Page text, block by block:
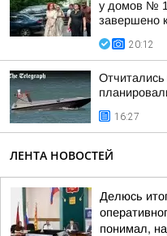
у домов №
завершено
20:12
Отчитались
16:27
ЛЕНТА НОВОСТЕЙ
Делюсь
понимал,